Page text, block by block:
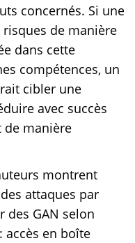
concernés. Si une
de manière
dans cette
compétences, un
cibler une
avec succès
de manière
montrent
attaques par
des GAN selon
accès en boîte